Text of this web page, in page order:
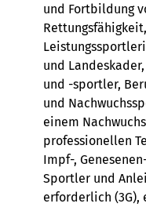
und Fortbildung
und
und -sportler,
und
einem
professionellen
Impf-,
Sportler und
erforderlich (3G),